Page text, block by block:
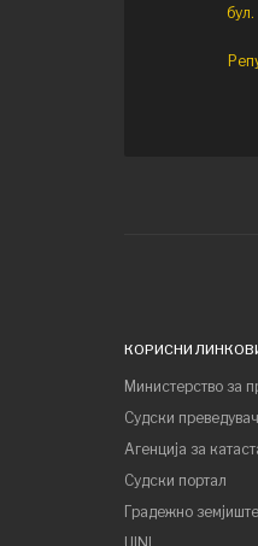
КОРИСНИ
Министерство за
Судски
Агенција за
Судски портал
Градежно земјиште